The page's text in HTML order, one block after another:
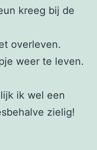
kreeg bij de
overleven.
weer te leven.
ik wel een
zielig!